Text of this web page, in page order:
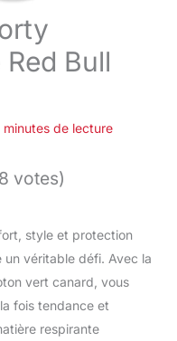
Bull
minutes de lecture
votes)
style et protection
un véritable défi. Avec la
vert canard, vous
fois tendance et
respirante